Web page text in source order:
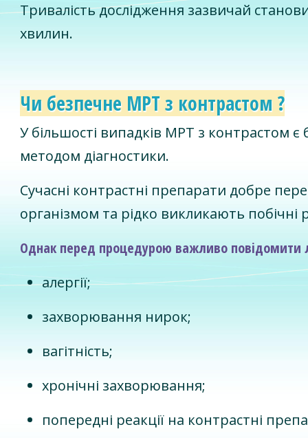
Тривалість дослідження зазвичай
хвилин.
Чи безпечне МРТ з контрастом ?
У більшості випадків МРТ з контрастом
методом діагностики.
Сучасні контрастні препарати добре
організмом та рідко викликають побічні
Однак перед процедурою важливо повідомити
алергії;
захворювання нирок;
вагітність;
хронічні захворювання;
попередні реакції на контрастні